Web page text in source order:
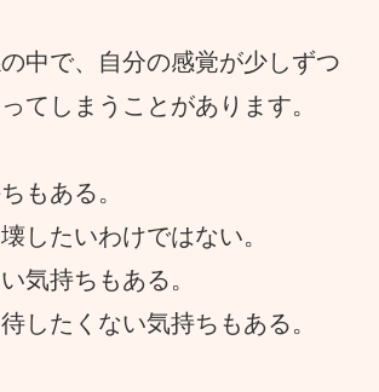
中で、自分の感覚が少しずつ
てしまうことがあります。
もある。
したいわけではない。
気持ちもある。
したくない気持ちもある。